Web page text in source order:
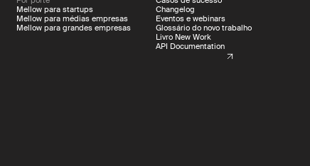
Mellow para startups
Mellow para médias empresas
Mellow para grandes empresas
Changelog
Eventos e webinars
Glossário do novo trabalho
Livro New Work
API Documentation